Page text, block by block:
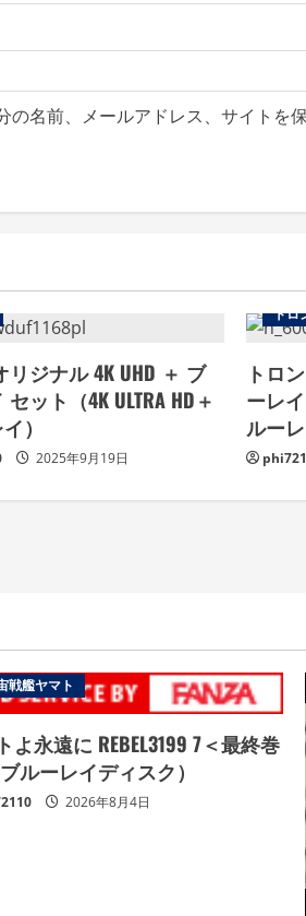
名前、メールアドレス、サイトを保
リジナル 4K UHD ＋ ブ
ット（4K ULTRA HD＋
）
2025年9月19日
トロ
トロ
ーレ
ルーレ
戦艦ヤマト
よ永遠に REBEL3199 7＜最終巻
ルーレイディスク）
2026年8月4日